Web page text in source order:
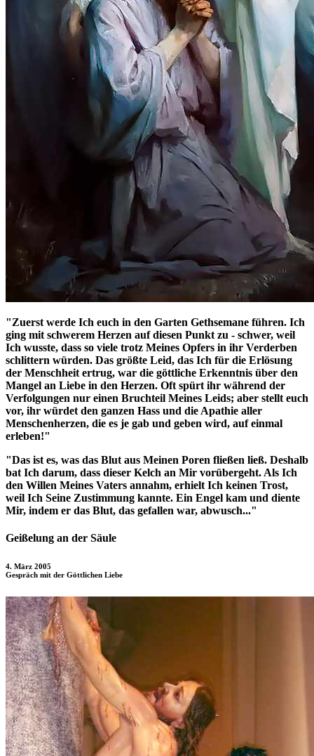
"Zuerst werde Ich euch in den Garten Gethsemane führen. Ich
ging mit schwerem Herzen auf diesen Punkt zu - schwer, weil
Ich wusste, dass so viele trotz Meines Opfers in ihr Verderben
schlittern würden. Das größte Leid, das Ich für die Erlösung
der Menschheit ertrug, war die göttliche Erkenntnis über den
Mangel an Liebe in den Herzen. Oft spürt ihr während der
Verfolgungen nur einen Bruchteil Meines Leids; aber stellt euch
vor, ihr würdet den ganzen Hass und die Apathie aller
Menschenherzen, die es je gab und geben wird, auf einmal
erleben!"
"Das ist es, was das Blut aus Meinen Poren fließen ließ. Deshalb
bat Ich darum, dass dieser Kelch an Mir vorübergeht. Als Ich
den Willen Meines Vaters annahm, erhielt Ich keinen Trost,
weil Ich Seine Zustimmung kannte. Ein Engel kam und diente
Mir, indem er das Blut, das gefallen war, abwusch..."
Geißelung an der Säule
4. März 2005
Gespräch mit der Göttlichen Liebe